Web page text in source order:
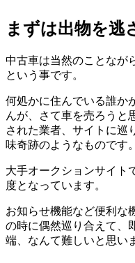
まずは出物を逃
中古車は当然のことなが
という事です。
何処かに住んでいる誰か
んが、さて車を売ろうと
された業者、サイトに巡
味奇跡のようなものです。
大手オークションサイト
度となっています。
お知らせ機能など便利な
の時に偶然巡り合えて、
端、なんて難しいと思い